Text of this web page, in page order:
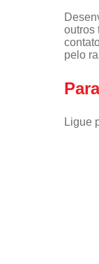
outros
pelo
Ligue